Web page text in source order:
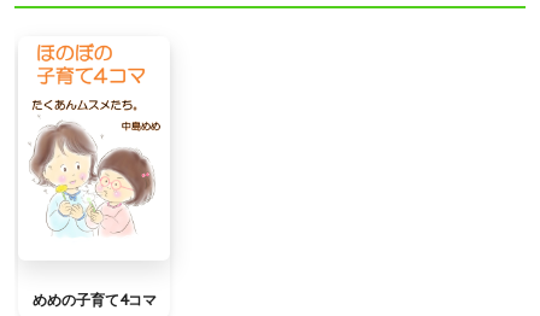
めめの子育て4コマ